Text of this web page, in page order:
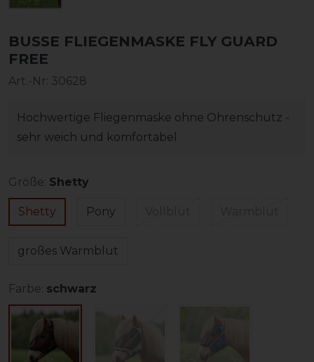
BUSSE FLIEGENMASKE FLY GUARD
FREE
Art.-Nr: 30628
Hochwertige Fliegenmaske ohne Ohrenschutz -
sehr weich und komfortabel
Größe: Shetty
Shetty Pony
großes Warmblut
Farbe: schwarz